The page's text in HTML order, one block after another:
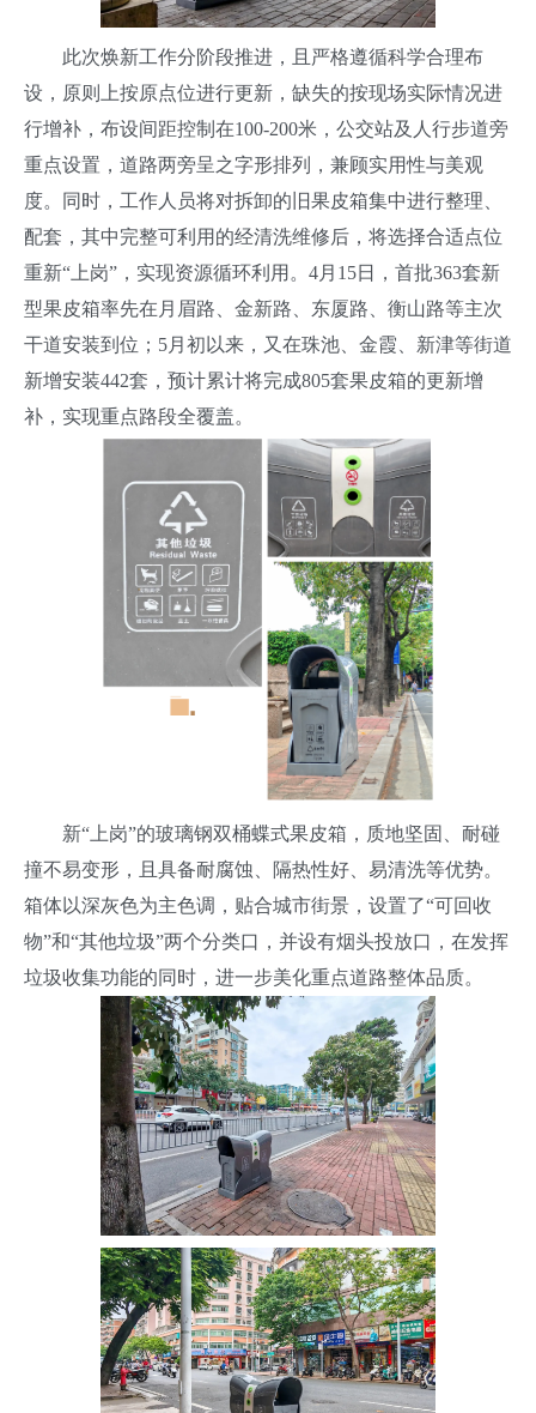
此次焕新工作分阶段推进，且严格遵循科学合理布
设，原则上按原点位进行更新，缺失的按现场实际情况进
行增补，布设间距控制在100-200米，公交站及人行步道旁
重点设置，道路两旁呈之字形排列，兼顾实用性与美观
度。同时，工作人员将对拆卸的旧果皮箱集中进行整理、
配套，其中完整可利用的经清洗维修后，将选择合适点位
重新“上岗”，实现资源循环利用。4月15日，首批363套新
型果皮箱率先在月眉路、金新路、东厦路、衡山路等主次
干道安装到位；5月初以来，又在珠池、金霞、新津等街道
新增安装442套，预计累计将完成805套果皮箱的更新增
补，实现重点路段全覆盖。
新“上岗”的玻璃钢双桶蝶式果皮箱，质地坚固、耐碰
撞不易变形，且具备耐腐蚀、隔热性好、易清洗等优势。
箱体以深灰色为主色调，贴合城市街景，设置了“可回收
物”和“其他垃圾”两个分类口，并设有烟头投放口，在发挥
垃圾收集功能的同时，进一步美化重点道路整体品质。